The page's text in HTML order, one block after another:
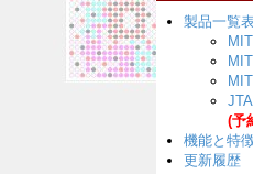
製品一覧
(予
機能と特
更新履歴